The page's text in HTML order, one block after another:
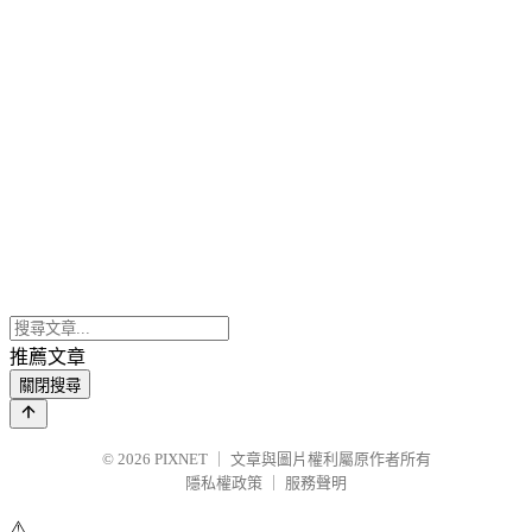
推薦文章
關閉搜尋
© 2026 PIXNET
文章與圖片權利屬原作者所有
隱私權政策
服務聲明
⚠️